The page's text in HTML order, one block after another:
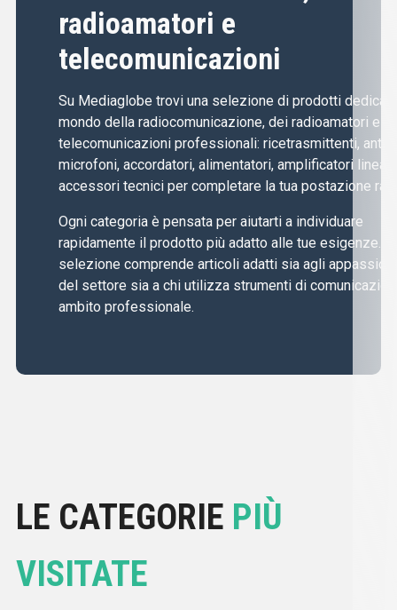
radioamatori e
telecomunicazioni
Su Mediaglobe trovi una selezione di prodotti dedicati
mondo della radiocomunicazione, dei radioamatori e
telecomunicazioni professionali: ricetrasmittenti,
microfoni, accordatori, alimentatori, amplificatori
accessori tecnici per completare la tua postazione
Ogni categoria è pensata per aiutarti a individuare
rapidamente il prodotto più adatto alle tue esigenze.
selezione comprende articoli adatti sia agli
del settore sia a chi utilizza strumenti di
ambito professionale.
LE CATEGORIE PIÙ
VISITATE